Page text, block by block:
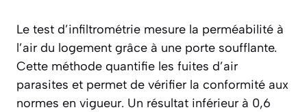
Le test d’infiltrométrie mesure la perméabilité à
l’air du logement grâce à une porte soufflante.
Cette méthode quantifie les fuites d’air
parasites et permet de vérifier la conformité aux
normes en vigueur. Un résultat inférieur à 0,6